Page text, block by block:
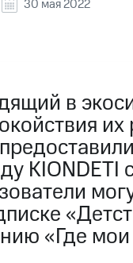
30 мая 2022
в
KIONDETI
«Где мои